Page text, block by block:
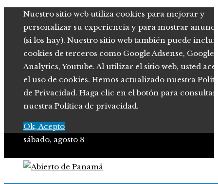
Nuestro sitio web utiliza cookies para mejorar y
personalizar su experiencia y para mostrar
(si los hay). Nuestro sitio web también puede
cookies de terceros como Google Adsense, Google
Analytics, Youtube. Al utilizar el sitio web, usted
el uso de cookies. Hemos actualizado nuestra
de Privacidad. Haga clic en el botón para consultar
nuestra Política de privacidad.
Ok, Acepto
sábado, agosto 8